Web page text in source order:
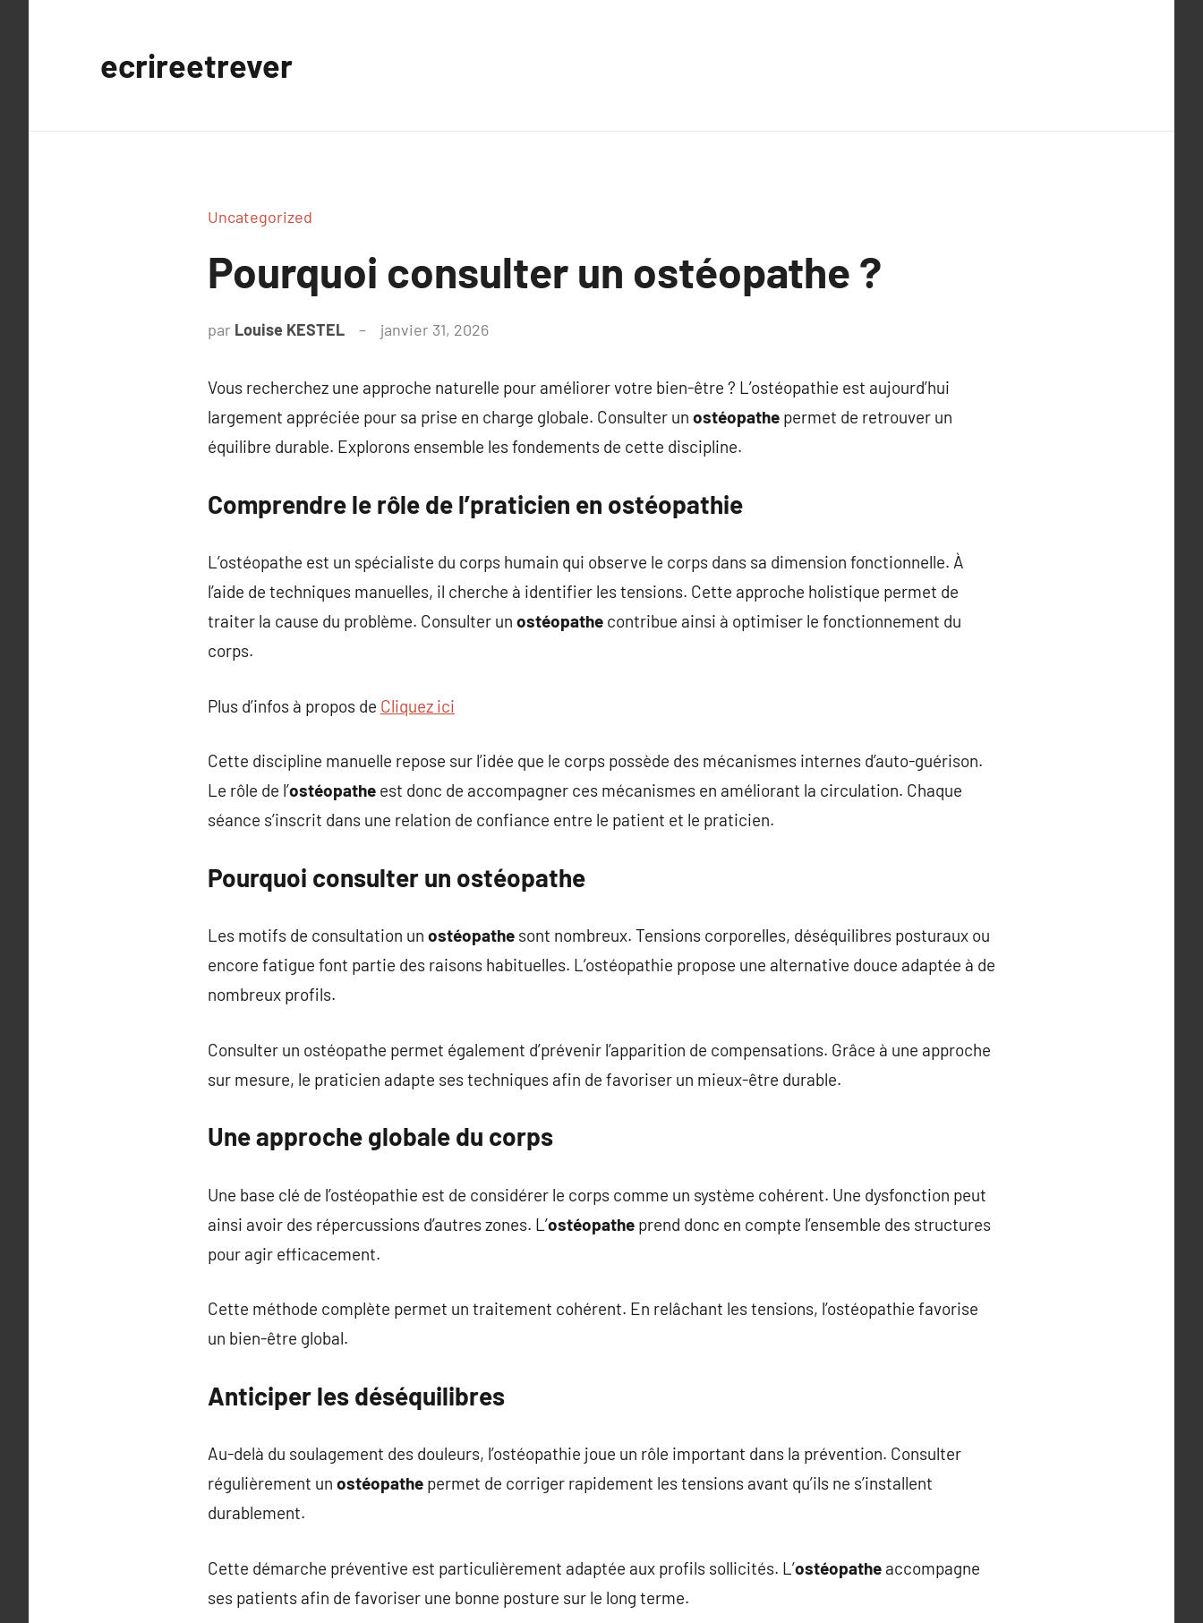
ecrireetrever
Uncategorized
Pourquoi consulter un ostéopathe ?
par Louise KESTEL janvier 31, 2026
Vous recherchez une approche naturelle pour améliorer votre bien-être ? L’ostéopathie est aujourd’hui
largement appréciée pour sa prise en charge globale. Consulter un ostéopathe permet de retrouver un
équilibre durable. Explorons ensemble les fondements de cette discipline.
Comprendre le rôle de l’praticien en ostéopathie
L’ostéopathe est un spécialiste du corps humain qui observe le corps dans sa dimension fonctionnelle. À
l’aide de techniques manuelles, il cherche à identifier les tensions. Cette approche holistique permet de
traiter la cause du problème. Consulter un ostéopathe contribue ainsi à optimiser le fonctionnement du
corps.
Plus d’infos à propos de Cliquez ici
Cette discipline manuelle repose sur l’idée que le corps possède des mécanismes internes d’auto-guérison.
Le rôle de l’ostéopathe est donc de accompagner ces mécanismes en améliorant la circulation. Chaque
séance s’inscrit dans une relation de confiance entre le patient et le praticien.
Pourquoi consulter un ostéopathe
Les motifs de consultation un ostéopathe sont nombreux. Tensions corporelles, déséquilibres posturaux ou
encore fatigue font partie des raisons habituelles. L’ostéopathie propose une alternative douce adaptée à de
nombreux profils.
Consulter un ostéopathe permet également d’prévenir l’apparition de compensations. Grâce à une approche
sur mesure, le praticien adapte ses techniques afin de favoriser un mieux-être durable.
Une approche globale du corps
Une base clé de l’ostéopathie est de considérer le corps comme un système cohérent. Une dysfonction peut
ainsi avoir des répercussions d’autres zones. L’ostéopathe prend donc en compte l’ensemble des structures
pour agir efficacement.
Cette méthode complète permet un traitement cohérent. En relâchant les tensions, l’ostéopathie favorise
un bien-être global.
Anticiper les déséquilibres
Au-delà du soulagement des douleurs, l’ostéopathie joue un rôle important dans la prévention. Consulter
régulièrement un ostéopathe permet de corriger rapidement les tensions avant qu’ils ne s’installent
durablement.
Cette démarche préventive est particulièrement adaptée aux profils sollicités. L’ostéopathe accompagne
ses patients afin de favoriser une bonne posture sur le long terme.